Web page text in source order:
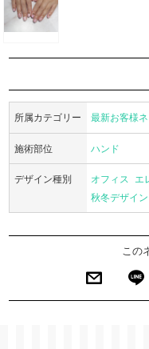
所属カテゴリー 最新お客様
施術部位 ハンド
デザイン種別 オフィス エ
秋冬デザイン
この